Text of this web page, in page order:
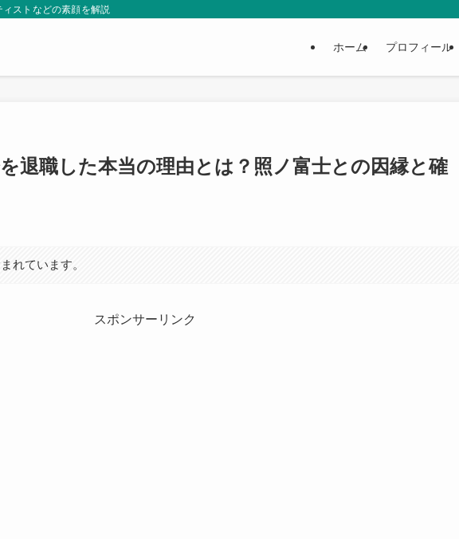
ストなどの素顔を解説
ホーム プロフィール
退職した本当の理由とは？照ノ富士との因縁と確
れています。
スポンサーリンク